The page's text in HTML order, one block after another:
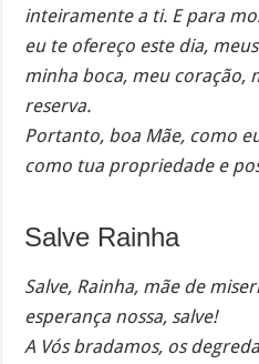
inteiramente a ti. E para
eu te ofereço este dia,
minha boca, meu coração,
reserva.
Portanto, boa Mãe, como
como tua propriedade e
Salve Rainha
Salve, Rainha, mãe de
esperança nossa, salve!
A Vós bradamos, os